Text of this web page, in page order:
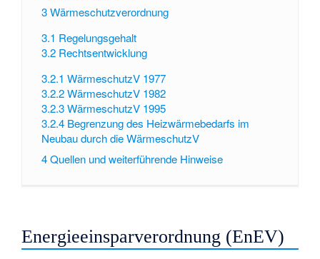
3Wärmeschutzverordnung
3.1 Regelungsgehalt
3.2 Rechtsentwicklung
3.2.1 WärmeschutzV 1977
3.2.2WärmeschutzV 1982
3.2.3WärmeschutzV 1995
3.2.4 Begrenzung des Heizwärmebedarfs im
Neubau durch die WärmeschutzV
4Quellen und weiterführende Hinweise
Energieeinsparverordnung (EnEV)